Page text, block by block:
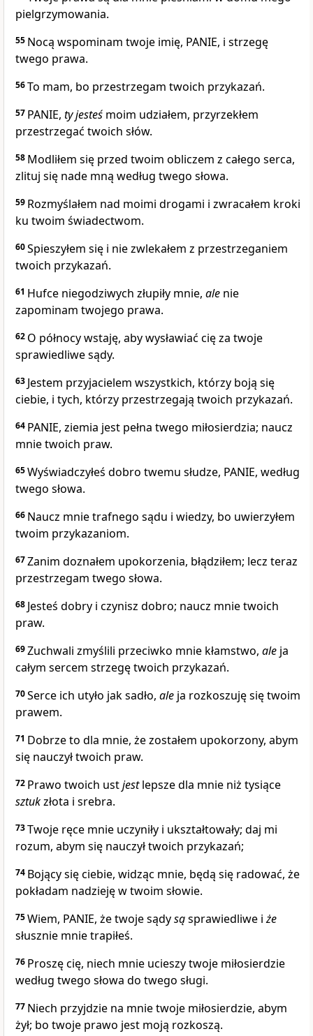
pielgrzymowania.
55 Nocą wspominam twoje imię, PANIE, i strzegę
twego prawa.
56To mam, bo przestrzegam twoich przykazań.
57 PANIE, tyjesteś moim udziałem, przyrzekłem
przestrzegać twoich słów.
58 Modliłem się przed twoim obliczem z całego serca,
zlituj się nade mną według twego słowa.
59 Rozmyślałem nad moimi drogami i zwracałem kroki
ku twoim świadectwom.
60Spieszyłem się i nie zwlekałem z przestrzeganiem
twoich przykazań.
61 Hufce niegodziwych złupiły mnie, ale nie
zapominam twojego prawa.
62 O północy wstaję, aby wysławiać cię za twoje
sprawiedliwe sądy.
63 Jestem przyjacielem wszystkich, którzy boją się
ciebie, i tych, którzy przestrzegają twoich przykazań.
64 PANIE, ziemia jest pełna twego miłosierdzia; naucz
mnie twoich praw.
65Wyświadczyłeś dobro twemu słudze, PANIE, według
twego słowa.
66 Naucz mnie trafnego sądu i wiedzy, bo uwierzyłem
twoim przykazaniom.
67Zanim doznałem upokorzenia, błądziłem; lecz teraz
przestrzegam twego słowa.
68 Jesteś dobry i czynisz dobro; naucz mnie twoich
praw.
69Zuchwali zmyślili przeciwko mnie kłamstwo, ale ja
całym sercem strzegę twoich przykazań.
70Serce ich utyło jak sadło, ale ja rozkoszuję się twoim
prawem.
71 Dobrze to dla mnie, że zostałem upokorzony, abym
się nauczył twoich praw.
72 Prawo twoich ustjestlepsze dla mnie niż tysiące
sztukzłota i srebra.
73Twoje ręce mnie uczyniły i ukształtowały; daj mi
rozum, abym się nauczył twoich przykazań;
74 Bojący się ciebie, widząc mnie, będą się radować, że
pokładam nadzieję w twoim słowie.
75Wiem, PANIE, że twoje sądysąsprawiedliwe iże
słusznie mnie trapiłeś.
76 Proszę cię, niech mnie ucieszy twoje miłosierdzie
według twego słowa do twego sługi.
77 Niech przyjdzie na mnie twoje miłosierdzie, abym
żył; bo twoje prawo jest moją rozkoszą.